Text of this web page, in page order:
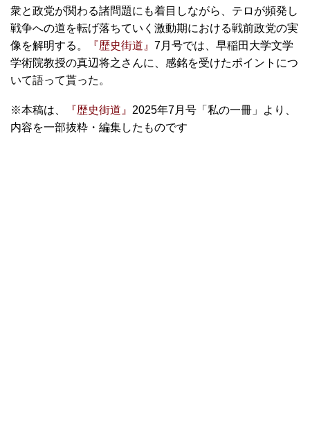
衆と政党が関わる諸問題にも着目しながら、テロが頻発し
戦争への道を転げ落ちていく激動期における戦前政党の実
像を解明する。
『歴史街道』 7月号では、早稲田大学文学
学術院教授の真辺将之さんに、感銘を受けたポイントにつ
いて語って貰った。
※本稿は、 『歴史街道』 2025年7月号「私の一冊」より、
内容を一部抜粋・編集したものです